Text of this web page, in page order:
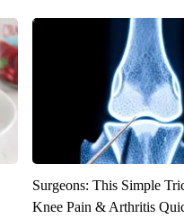
Surgeons: This Simple
Knee Pain & Arthritis